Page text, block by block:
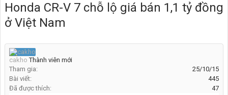
Honda CR-V 7 chỗ lộ giá bán 1,1 tỷ đồng
ở Việt Nam
cakho Thành viên mới
Tham gia:
25/10/15
Bài viết:
445
Đã được thích:
47